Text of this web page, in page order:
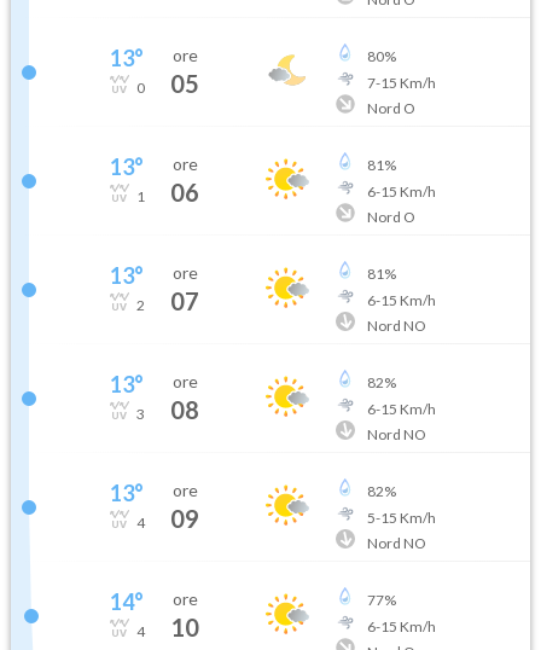
13°
0
ore
05
80%
7-15 Km/h
Nord O
13°
1
ore
06
81%
6-15 Km/h
Nord O
13°
2
ore
07
81%
6-15 Km/h
Nord NO
13°
3
ore
08
82%
6-15 Km/h
Nord NO
13°
4
ore
09
82%
5-15 Km/h
Nord NO
14°
4
ore
10
77%
6-15 Km/h